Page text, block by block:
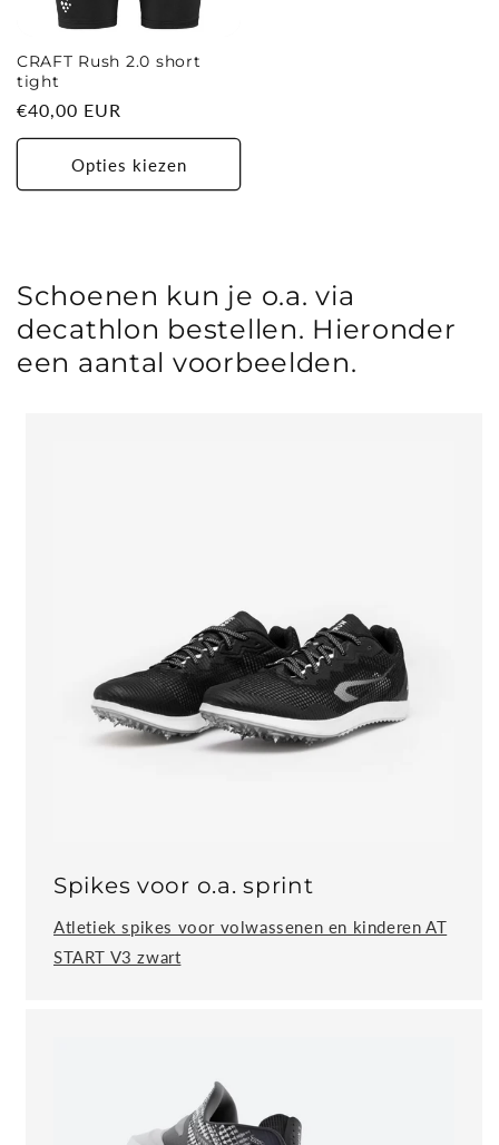
CRAFT Rush 2.0 short
tight
Normale
prijs
€40,00 EUR
Opties kiezen
Schoenen kun je o.a. via
decathlon bestellen. Hieronder
een aantal voorbeelden.
Spikes voor o.a. sprint
Atletiek spikes voor volwassenen en kinderen AT
START V3 zwart